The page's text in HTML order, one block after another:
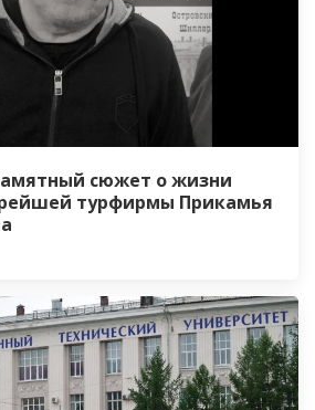
сюжет о жизни
турфирмы Прикамья